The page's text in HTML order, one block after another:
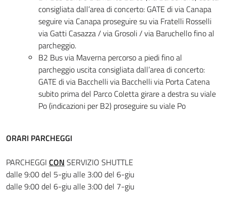
consigliata dall’area di concerto: GATE di via Canapa
seguire via Canapa proseguire su via Fratelli Rosselli
via Gatti Casazza / via Grosoli / via Baruchello fino al
parcheggio.
B2 Bus via Maverna percorso a piedi fino al
parcheggio uscita consigliata dall’area di concerto:
GATE di via Bacchelli via Bacchelli via Porta Catena
subito prima del Parco Coletta girare a destra su viale
Po (indicazioni per B2) proseguire su viale Po
ORARI PARCHEGGI
PARCHEGGI CON SERVIZIO SHUTTLE
dalle 9:00 del 5-giu alle 3:00 del 6-giu
dalle 9:00 del 6-giu alle 3:00 del 7-giu